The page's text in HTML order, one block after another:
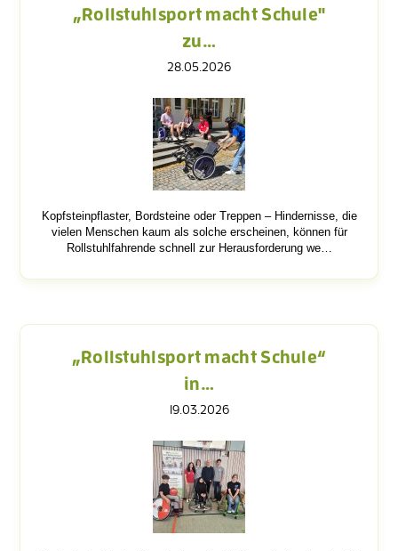
„Rollstuhlsport macht Schule"
zu…
28.05.2026
Kopfsteinpflaster, Bordsteine oder Treppen – Hindernisse, die
vielen Menschen kaum als solche erscheinen, können für
Rollstuhlfahrende schnell zur Herausforderung we…
„Rollstuhlsport macht Schule“
in…
19.03.2026